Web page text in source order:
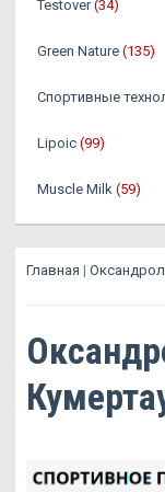
Testover (34)
Green Nature (135)
Спортивные
Lipoic (99)
Muscle Milk (59)
Главная |